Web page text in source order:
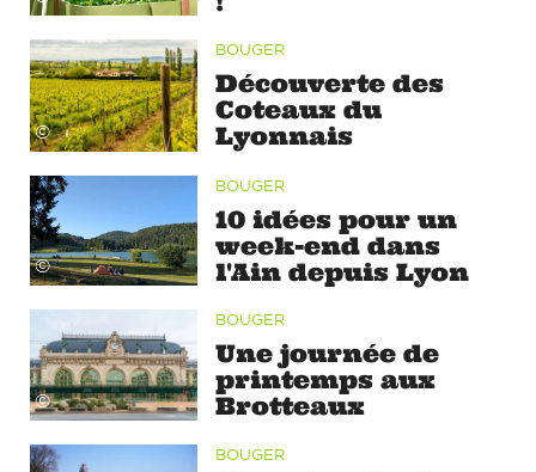
©
BOUGER
Découverte des
Coteaux du
Lyonnais
©
BOUGER
10 idées pour un
week-end dans
l'Ain depuis Lyon
©
BOUGER
Une journée de
printemps aux
Brotteaux
BOUGER